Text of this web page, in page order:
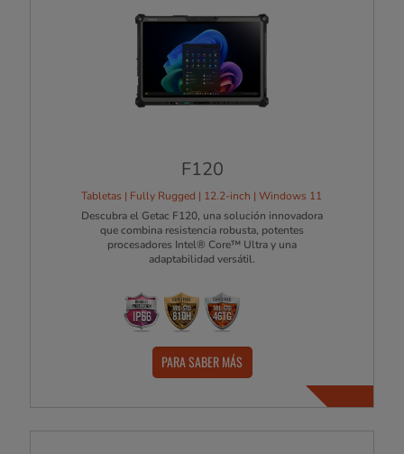
F120
Tabletas | Fully Rugged | 12.2-inch | Windows 11
Descubra el Getac F120, una solución innovadora
que combina resistencia robusta, potentes
procesadores Intel® Core™ Ultra y una
adaptabilidad versátil.
PARA SABER MÁS